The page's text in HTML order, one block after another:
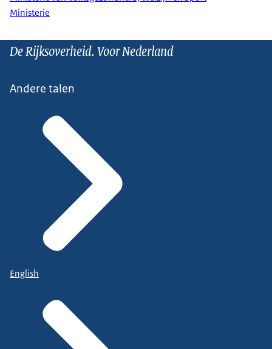
Ministerie
De Rijksoverheid. Voor Nederland
Andere talen
English